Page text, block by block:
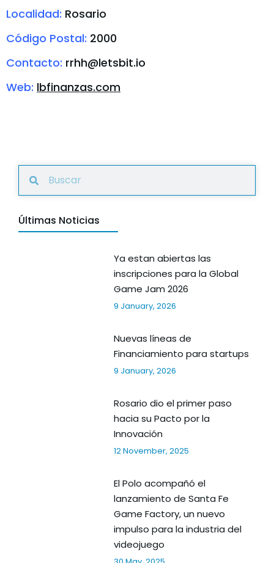
Localidad: Rosario
Código Postal: 2000
Contacto: rrhh@letsbit.io
Web: lbfinanzas.com
Últimas Noticias
Ya estan abiertas las
inscripciones para la Global
Game Jam 2026
9 January, 2026
Nuevas líneas de
Financiamiento para startups
9 January, 2026
Rosario dio el primer paso
hacia su Pacto por la
Innovación
12 November, 2025
El Polo acompañó el
lanzamiento de Santa Fe
Game Factory, un nuevo
impulso para la industria del
videojuego